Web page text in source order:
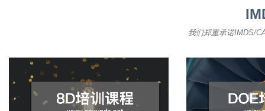
我们郑重承诺IMDS/